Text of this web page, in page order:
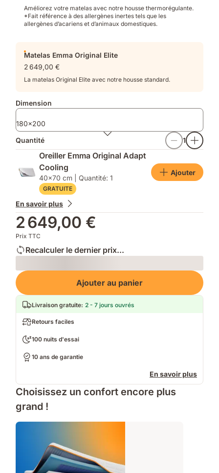
Améliorez votre matelas avec notre housse thermorégulante.
*Fait référence à des allergènes inertes tels que les
allergènes d’acariens et d’animaux domestiques.
Matelas Emma Original Elite
2 649,00 €
La matelas Original Elite avec notre housse standard.
Dimension
180x200
Quantité
1
Oreiller Emma Original Adapt
Cooling
40x70 cm | Quantité: 1
GRATUITE
Ajouter
En savoir plus
2 649,00 €
Prix TTC
Recalculer le dernier prix...
Loading
Ajouter au panier
Livraison gratuite: 2 - 7 jours ouvrés
Retours faciles
100 nuits d'essai
10 ans de garantie
En savoir plus
Choisissez un confort encore plus
grand !